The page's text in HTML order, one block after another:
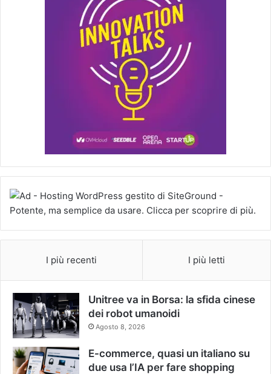
I più recenti I più letti
Unitree va in Borsa: la sfida cinese
dei robot umanoidi
Agosto 8, 2026
E-commerce, quasi un italiano su
due usa l’IA per fare shopping